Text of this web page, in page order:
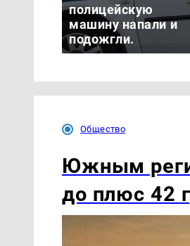
полицейскую
машину напали и
подожгли.
Общество
Южным
до плюс 42